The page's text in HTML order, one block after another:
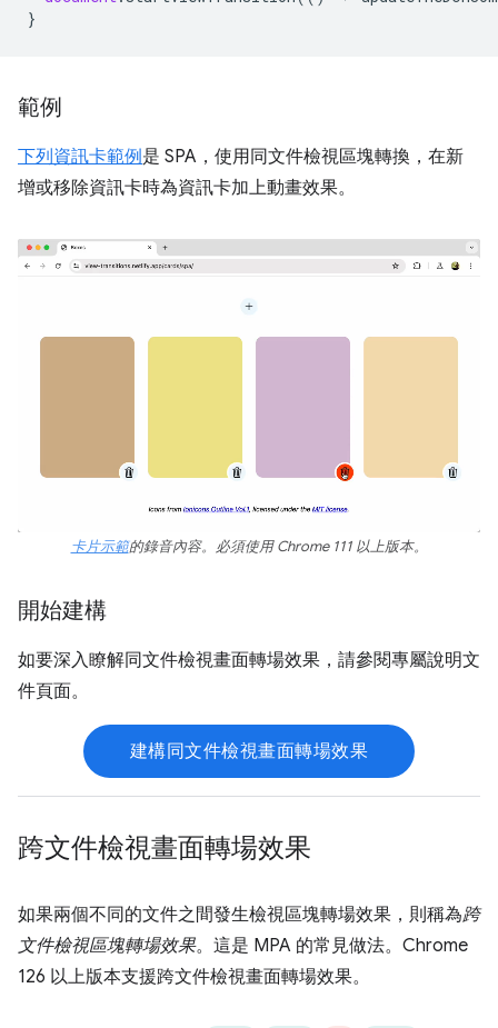
}
範例
下列資訊卡範例是 SPA，使用同文件檢視區塊轉換，在新
增或移除資訊卡時為資訊卡加上動畫效果。
卡片示範的錄音內容。必須使用 Chrome 111 以上版本。
開始建構
如要深入瞭解同文件檢視畫面轉場效果，請參閱專屬說明文
件頁面。
建構同文件檢視畫面轉場效果
跨文件檢視畫面轉場效果
如果兩個不同的文件之間發生檢視區塊轉場效果，則稱為跨
文件檢視區塊轉場效果。這是 MPA 的常見做法。Chrome
126 以上版本支援跨文件檢視畫面轉場效果。